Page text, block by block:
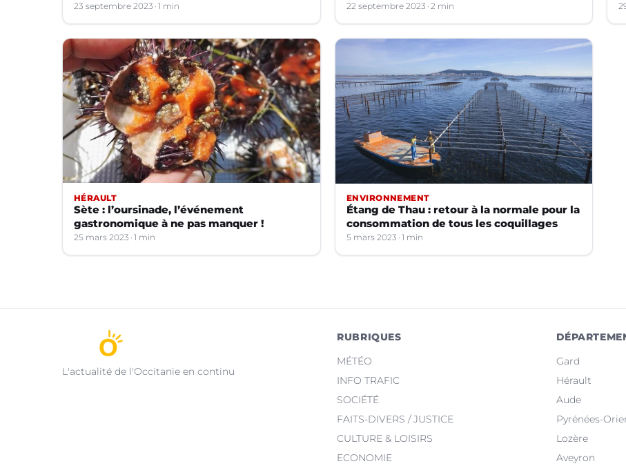
23 septembre 2023 1 min 22 septembre 2023 2 min
HÉRAULT
Sète : l’oursinade, l’événement
gastronomique à ne pas manquer !
25 mars 2023 1 min
ENVIRONNEMENT
Étang de Thau : retour à la normale pour la
consommation de tous les coquillages
5 mars 2023 1 min
L'actualité de l'Occitanie en continu
RUBRIQUES
MÉTÉO
INFO TRAFIC
SOCIÉTÉ
FAITS-DIVERS / JUSTICE
CULTURE & LOISIRS
ECONOMIE
Gard
Hérault
Aude
Pyrénées-
Lozère
Aveyron